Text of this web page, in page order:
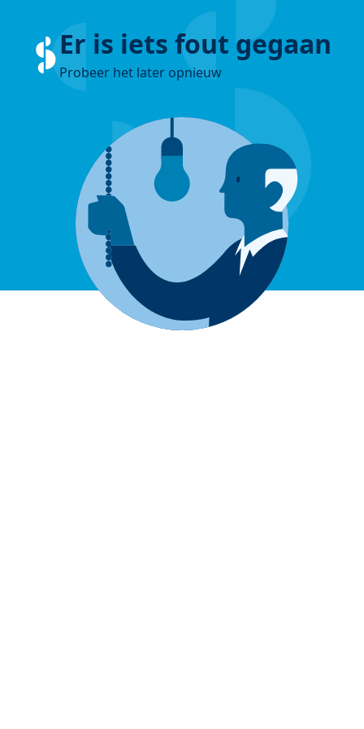
Er is iets fout gegaan
Probeer het later opnieuw